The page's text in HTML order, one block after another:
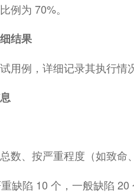
例为 70%。
结果
用例，详细记录其执行情
数、按严重程度（如致
缺陷 10 个，一般缺陷 20